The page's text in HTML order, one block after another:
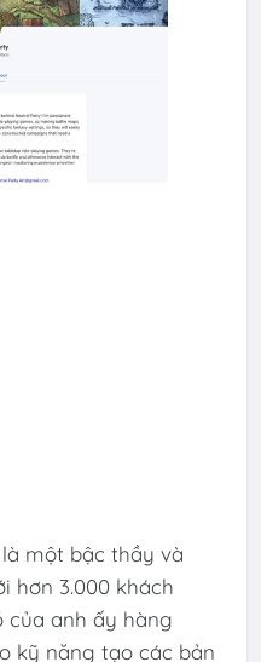
một bậc thầy và
hơn 3.000 khách
của anh ấy hàng
kỹ năng tạo các bản